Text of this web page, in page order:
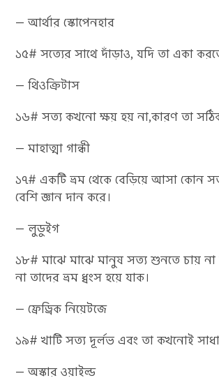
— আর্থার স্কোপেনহার
১৫# সত্যের সাথে দাঁড়াও, যদি তা একা
— থিওক্রিটাস
১৬# সত্য কখনো ক্ষয় হয় না,কারণ তা
— মাহাত্মা গান্ধী
১৭# একটি ভ্রম থেকে বেড়িয়ে আসা কোন
বেশি জ্ঞান দান করে।
— লুডুইগ
১৮# মাঝে মাঝে মানুষ সত্য শুনতে চায় না
না তাদের ভ্রম ধ্বংস হয়ে যাক।
— ফ্রেড্রিক নিয়েটজে
১৯# খাটি সত্য দূর্লভ এবং তা কখনোই
— অস্কার ওয়াইল্ড